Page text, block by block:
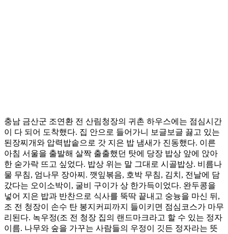
충남 금산군 조연환 전 산림청장의 귀촌 하우스에는 점심시간
이 다 되어 도착했다. 집 안으로 들어가니 보글보글 끓고 있는
된장찌개와 압력밥솥으로 갓 지은 밥 냄새가 진동했다. 이른
아침 서울을 출발해 살짝 출출했던 탓에 당장 밥상 앞에 앉아
한 숟가락 뜨고 싶었다. 밥상 위는 말 그대로 시골밥상. 비름나
물 무침, 엄나무 장아찌. 깻잎볶음, 호박 무침, 김치, 전날에 담
갔다는 오이소박이, 굴비 구이가 상 한가득이었다. 완두콩을
넣어 지은 밥과 반찬으로 식사를 뚝딱 끝내고 숭늉을 마신 뒤,
조 전 청장이 손수 탄 봉지커피까지 들이키면 점심코스가 마무
리된다. 녹우정(조 전 청장 집의 랜드마크라고 할 수 있는 정자
이름. 나무와 숲을 가꾸는 사람들의 우정이 깃든 정자라는 뜻